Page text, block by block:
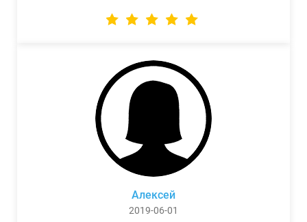
Алексей
2019-06-01